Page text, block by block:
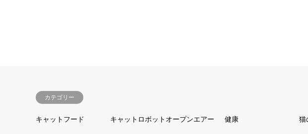
カテゴリー
キャットフード キャットロボットオープンエアー 健康 猫